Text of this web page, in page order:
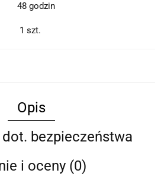
48 godzin
1 szt.
Opis
bezpieczeństwa
i oceny (0)